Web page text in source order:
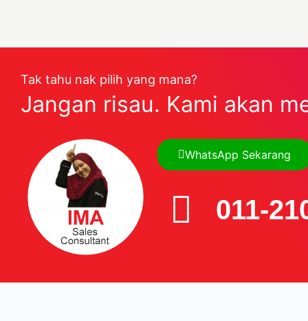
Tak tahu nak pilih yang mana?
Jangan risau. Kami akan
WhatsApp Sekarang
011-